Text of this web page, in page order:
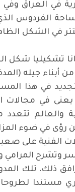
في العراق وفي
ساحة
في الشكل
تشكيليا شكل
أبناء جيله
في هذا
في مجالات
والعالم
في ضوء
الفنية على
وتشرح
ذلك، تلك
مستندا